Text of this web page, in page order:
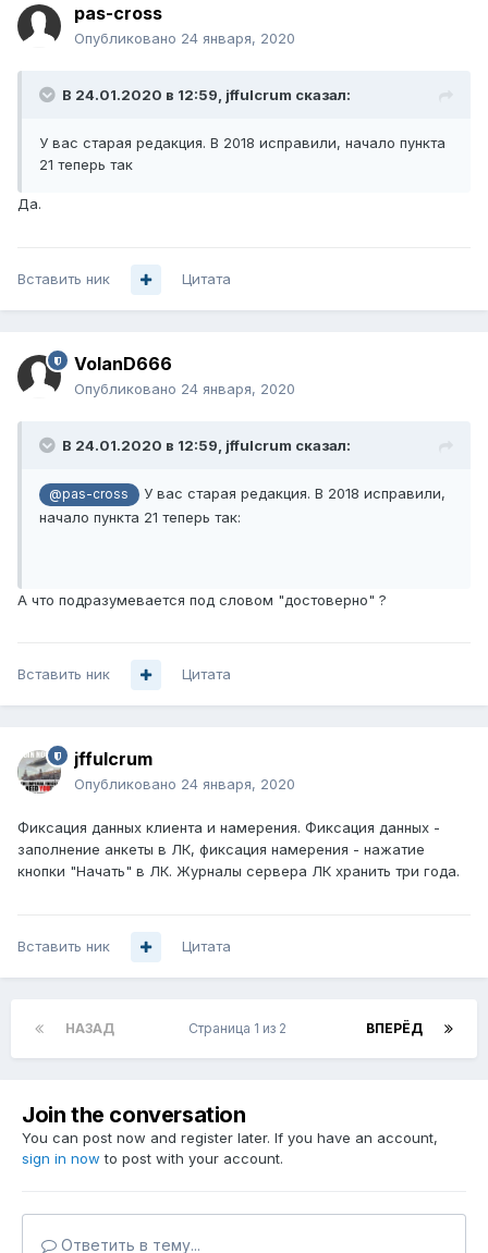
pas-cross
Опубликовано 24 января, 2020
В 24.01.2020 в 12:59, jffulcrum сказал:
У вас старая редакция. В 2018 исправили, начало пункта
21 теперь так
Да.
Вставить ник Цитата
VolanD666
Опубликовано 24 января, 2020
В 24.01.2020 в 12:59, jffulcrum сказал:
@pas-cross
У вас старая редакция. В 2018 исправили,
начало пункта 21 теперь так:
А что подразумевается под словом "достоверно" ?
Вставить ник Цитата
jffulcrum
Опубликовано 24 января, 2020
Фиксация данных клиента и намерения. Фиксация данных -
заполнение анкеты в ЛК, фиксация намерения - нажатие
кнопки "Начать" в ЛК. Журналы сервера ЛК хранить три года.
Вставить ник Цитата
НАЗАД ВПЕРЁД
Страница 1 из 2
Join the conversation
You can post now and register later. If you have an account,
sign in now to post with your account.
Ответить в тему...